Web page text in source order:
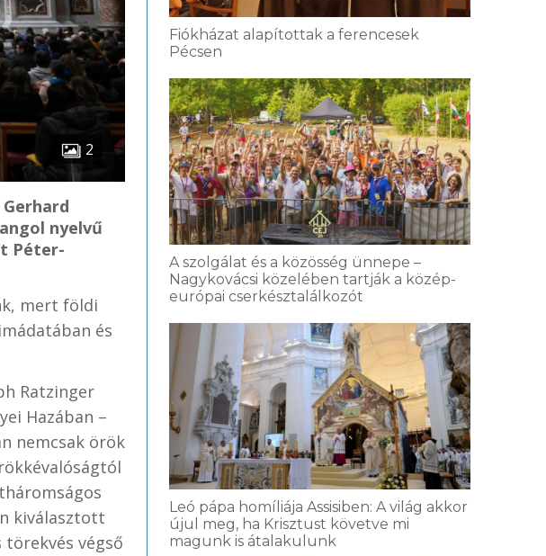
2
nyelvű
Péter-
mert földi
és
Ratzinger
Hazában –
nemcsak örök
kiválasztott
végső
Fiókházat alapítottak a ferencesek
Pécsen
A szolgálat és a közösség ünnepe –
Nagykovácsi közelében tartják a közép-
európai cserkésztalálkozót
Leó pápa homíliája Assisiben: A világ akkor
újul meg, ha Krisztust követve mi
magunk is átalakulunk